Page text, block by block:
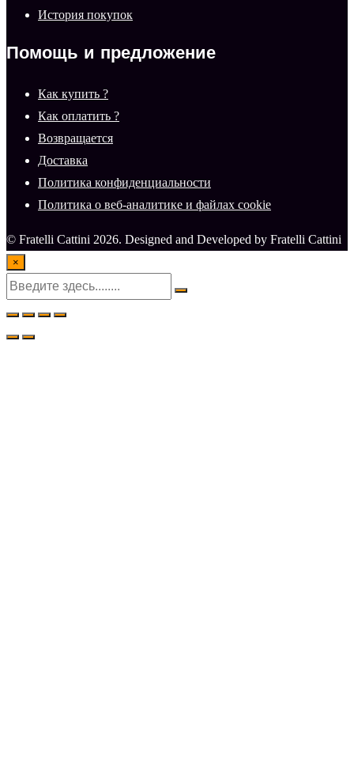
История покупок
Помощь и предложение
Как купить ?
Как оплатить ?
Возвращается
Доставка
Политика конфиденциальности
Политика о веб-аналитике и файлах cookie
© Fratelli Cattini 2026. Designed and Developed by Fratelli Cattini
×